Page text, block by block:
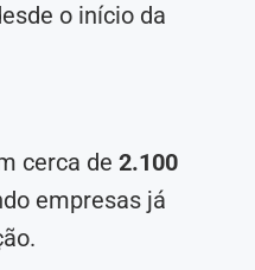
o início da
cerca de 2.100
empresas já